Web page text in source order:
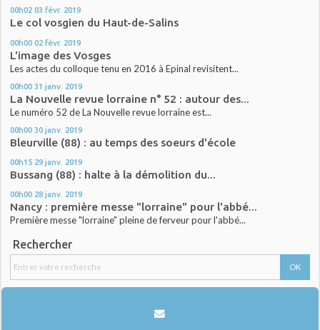
00h02 03 févr. 2019
Le col vosgien du Haut-de-Salins
00h00 02 févr. 2019
L'image des Vosges
Les actes du colloque tenu en 2016 à Epinal revisitent...
00h00 31 janv. 2019
La Nouvelle revue lorraine n° 52 : autour des...
Le numéro 52 de La Nouvelle revue lorraine est...
00h00 30 janv. 2019
Bleurville (88) : au temps des soeurs d'école
00h15 29 janv. 2019
Bussang (88) : halte à la démolition du...
00h00 28 janv. 2019
Nancy : première messe "lorraine" pour l'abbé...
Première messe "lorraine" pleine de ferveur pour l'abbé...
Rechercher